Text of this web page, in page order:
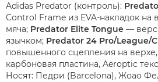
Adidas Predator (контроль):
Control Frame из EVA-накладок на
мяча; Predator Elite Tongue —
язычком; Predator 24 Pro/League/
повышенного сцепления на
карбоновая пластина, Aeroptic
Носят: Педри (Barcelona), Жоао